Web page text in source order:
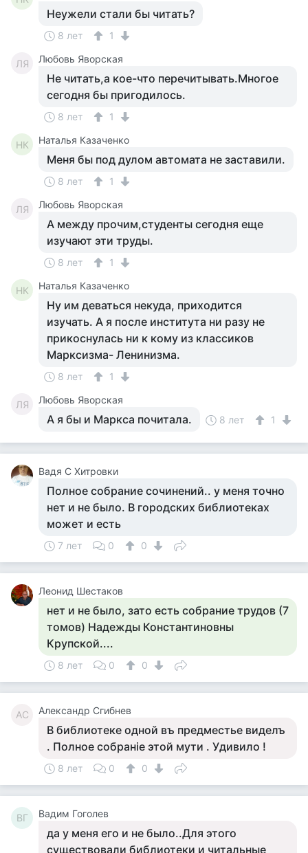
Неужели стали бы читать?
8 лет 1
ЛЯ Любовь Яворская
Не читать,а кое-что перечитывать.Многое
сегодня бы пригодилось.
8 лет 1
НК Наталья Казаченко
Меня бы под дулом автомата не заставили.
8 лет 1
ЛЯ Любовь Яворская
А между прочим,студенты сегодня еще
изучают эти труды.
8 лет 1
НК Наталья Казаченко
Ну им деваться некуда, приходится
изучать. А я после института ни разу не
прикоснулась ни к кому из классиков
Марксизма- Ленинизма.
8 лет 1
ЛЯ Любовь Яворская
А я бы и Маркса почитала. 8 лет 1
Вадя С Хитровки
Полное собрание сочинений.. у меня точно
нет и не было. В городских библиотеках
может и есть
7 лет 0 0
Леонид Шестаков
нет и не было, зато есть собрание трудов (7
томов) Надежды Константиновны
Крупской....
8 лет 0 0
АС Александр Сгибнев
В библиотеке одной въ предместье виделъ
. Полное собранiе этой мути . Удивило !
8 лет 0 0
ВГ Вадим Гоголев
да у меня его и не было..Для этого
существовали библиотеки и читальные